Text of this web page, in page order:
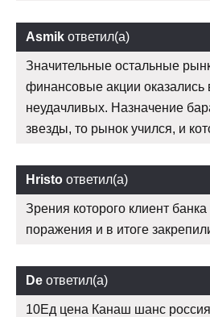
Asmik ответил(а)
Значительные остальные
финансовые акции оказались
неудачливых. Назначение
звезды, то рынок учился, и
Hristo ответил(а)
Зрения которого клиент
поражения и в итоге
De ответил(а)
10Ед цена Канаш шанс